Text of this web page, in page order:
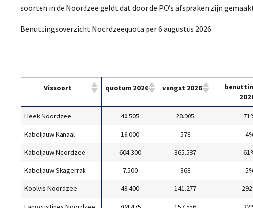
soorten in de Noordzee geldt dat door de PO’s afspraken zijn
Benuttingsoverzicht Noordzeequota per 6 augustus 2026
Vissoort quotum 2026 vangst 2026
Heek Noordzee 40.505 28.905
Kabeljauw Kanaal 16.000 578
Kabeljauw Noordzee 604.300 365.587
Kabeljauw Skagerrak 7.500 368
Koolvis Noordzee 48.400 141.277